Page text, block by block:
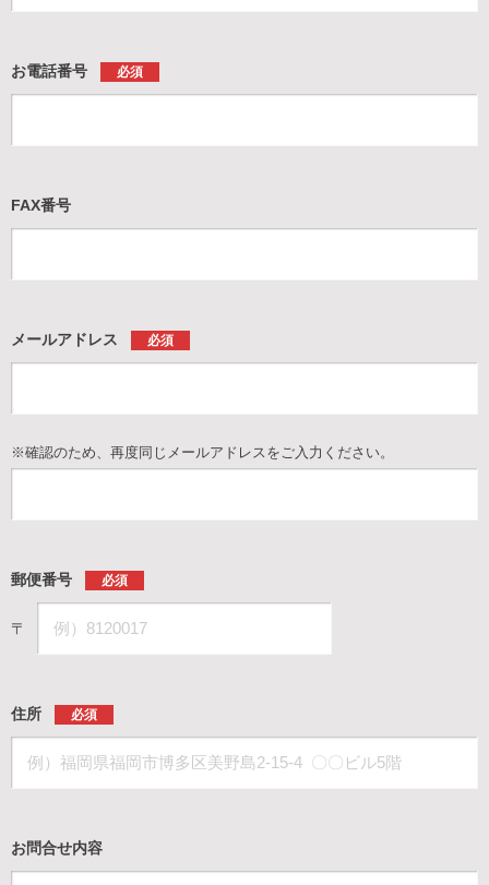
お電話番号 必須
FAX番号
メールアドレス 必須
※確認のため、再度同じメールアドレスをご入力ください。
郵便番号 必須
〒
住所 必須
お問合せ内容